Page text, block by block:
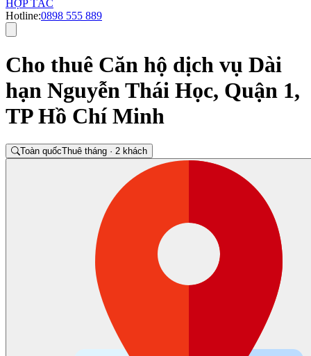
HỢP TÁC
Hotline:0898 555 889
Cho thuê Căn hộ dịch vụ Dài
hạn Nguyễn Thái Học, Quận 1,
TP Hồ Chí Minh
Toàn quốcThuê tháng · 2 khách